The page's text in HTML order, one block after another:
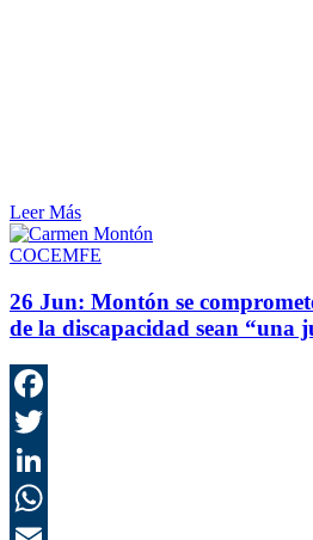
Leer Más
COCEMFE
26 Jun: Montón se
de la discapacidad sean “una